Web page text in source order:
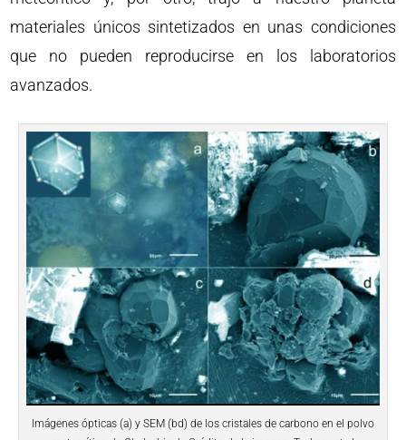
materiales únicos sintetizados en unas condiciones
que no pueden reproducirse en los laboratorios
avanzados.
Imágenes ópticas (a) y SEM (bd) de los cristales de carbono en el polvo